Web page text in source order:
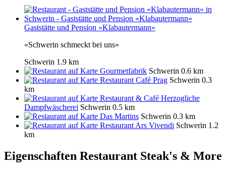
Gaststätte und Pension «Klabautermann»
«Schwerin schmeckt bei uns»
Schwerin 1.9 km
Gourmetfabrik Schwerin 0.6 km
Restaurant Café Prag Schwerin 0.3
km
Restaurant & Café Herzogliche
Dampfwäscherei Schwerin 0.5 km
Das Martins Schwerin 0.3 km
Restaurant Ars Vivendi Schwerin 1.2
km
Eigenschaften Restaurant Steak's & More